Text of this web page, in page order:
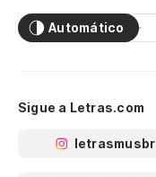
Automático
Sigue a Letras.com
letrasmusbr